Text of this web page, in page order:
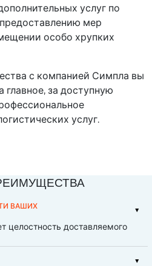
услуг по
мер
особо хрупких
с компанией Симпла вы
главное, за доступную
услуг.
ВАШИХ
целостность доставляемого